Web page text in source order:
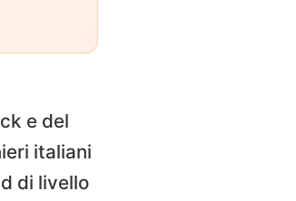
e del
italiani
di livello